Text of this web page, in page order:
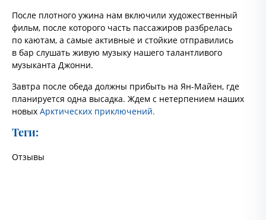
После плотного ужина нам включили художественный
фильм, после которого часть пассажиров разбрелась
по каютам, а самые активные и стойкие отправились
в бар слушать живую музыку нашего талантливого
музыканта Джонни.
Завтра после обеда должны прибыть на Ян-Майен, где
планируется одна высадка. Ждем с нетерпением наших
новых Арктических приключений.
Теги:
Отзывы